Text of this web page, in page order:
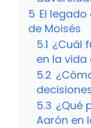
5 El
de Moisés
5.1 ¿Cuál
en la vida
5.2
5.3 ¿Qué
Aarón en